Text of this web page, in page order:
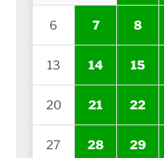
6 7 8
13 14 15
20 21 22
27 28 29